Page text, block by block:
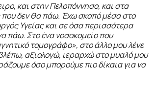
και στην Πελοπόννησο, και στα
δεν θα πάω. Έχω σκοπό μέσα στο
Υγείας και σε όσα περισσότερα
πάω. Στο ένα νοσοκομείο που
τομογράφο», στο άλλο μου λένε
αξιολογώ, ιεραρχώ στο μυαλό μου
όσο μπορούμε πιο δίκαια για να